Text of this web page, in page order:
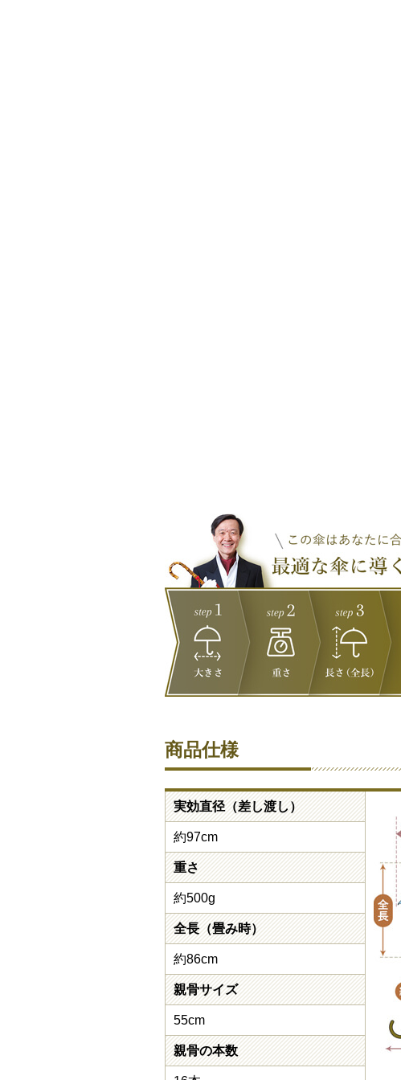
商品仕様
実効直径（差し渡し）
約97cm
重さ
約500g
全長（畳み時）
約86cm
親骨サイズ
55cm
親骨の本数